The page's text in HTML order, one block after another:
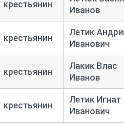
крестьянин
Иванов
крестьянин
Летик
Иванович
крестьянин
Лакик Влас
Иванов
крестьянин
Летик Игнат
Иванович